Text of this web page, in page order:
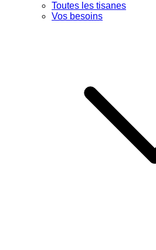
Toutes les tisanes
Vos besoins